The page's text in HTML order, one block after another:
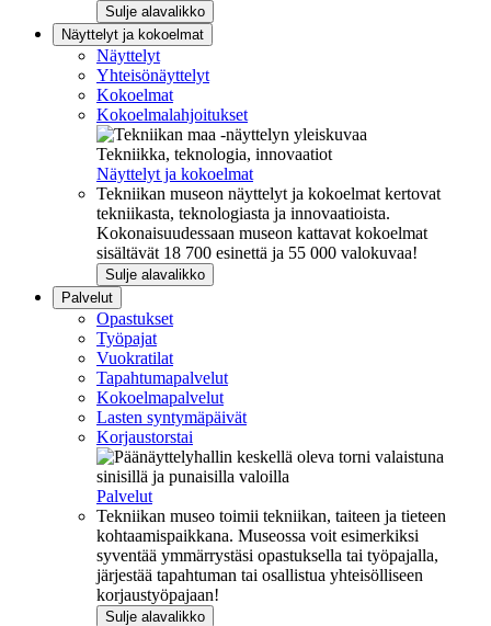
Sulje alavalikko
Näyttelyt ja kokoelmat
Näyttelyt
Yhteisönäyttelyt
Kokoelmat
Kokoelmalahjoitukset
Tekniikka, teknologia, innovaatiot
Näyttelyt ja kokoelmat
Tekniikan museon näyttelyt ja kokoelmat kertovat
tekniikasta, teknologiasta ja innovaatioista.
Kokonaisuudessaan museon kattavat kokoelmat
sisältävät 18 700 esinettä ja 55 000 valokuvaa!
Sulje alavalikko
Palvelut
Opastukset
Työpajat
Vuokratilat
Tapahtumapalvelut
Kokoelmapalvelut
Lasten syntymäpäivät
Korjaustorstai
Palvelut
Tekniikan museo toimii tekniikan, taiteen ja tieteen
kohtaamispaikkana. Museossa voit esimerkiksi
syventää ymmärrystäsi opastuksella tai työpajalla,
järjestää tapahtuman tai osallistua yhteisölliseen
korjaustyöpajaan!
Sulje alavalikko